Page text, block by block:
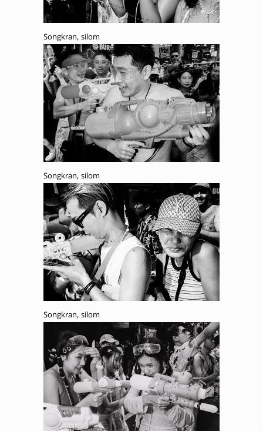
Songkran, silom
Songkran, silom
Songkran, silom